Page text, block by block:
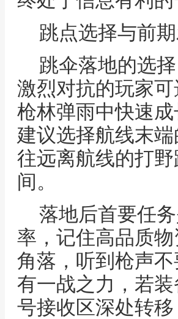
跳点选择与前
跳伞落地的选
激烈对抗的玩家
枪林弹雨中快速
建议选择航线末
往远离航线的打
间。
落地后首要任
率，记住高品质
角落，听到枪声
有一战之力，若
号接收区深处转